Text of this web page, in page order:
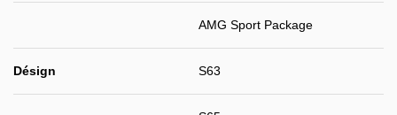
AMG Sport Package
Désign S63